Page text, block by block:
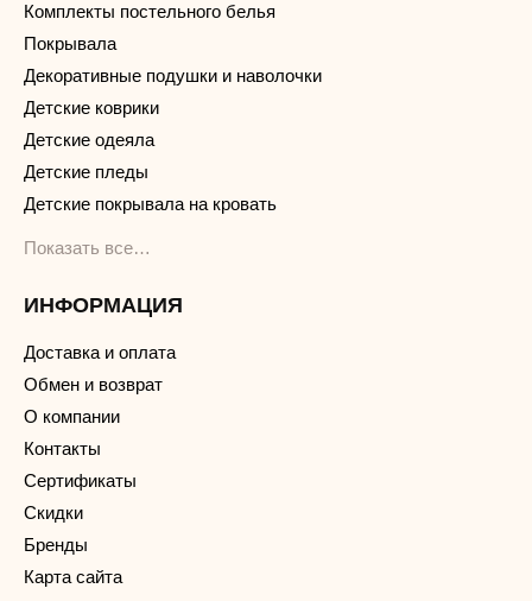
Комплекты постельного белья
Покрывала
Декоративные подушки и наволочки
Детские коврики
Детские одеяла
Детские пледы
Детские покрывала на кровать
Показать все…
ИНФОРМАЦИЯ
Доставка и оплата
Обмен и возврат
О компании
Контакты
Сертификаты
Скидки
Бренды
Карта сайта